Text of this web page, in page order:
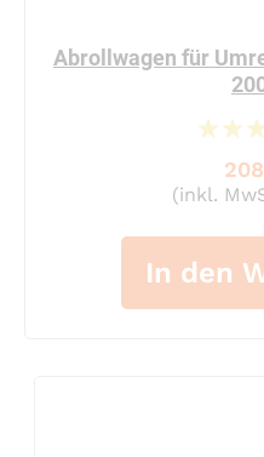
Abrollwagen für
(inkl.
In den